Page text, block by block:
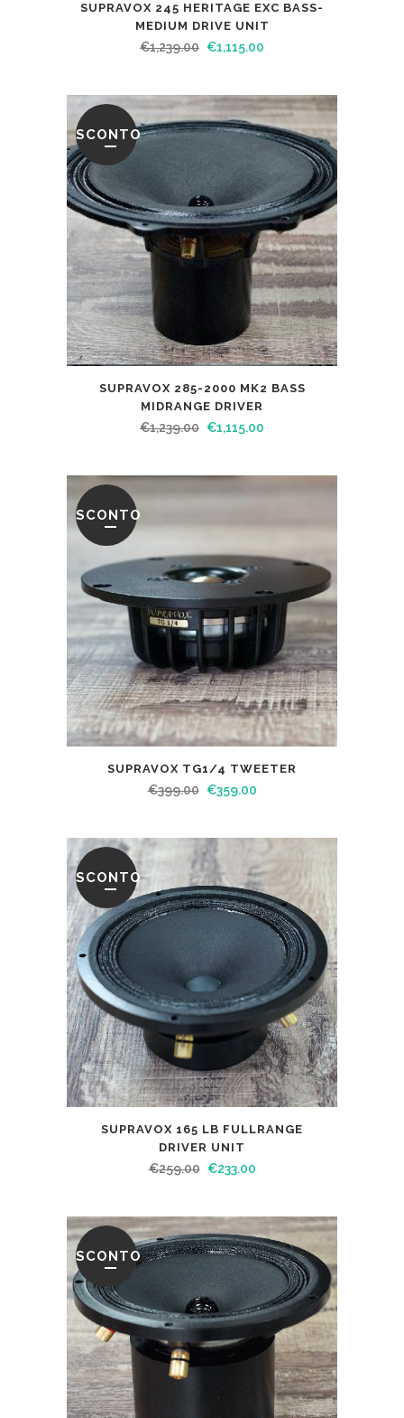
SUPRAVOX 245 HERITAGE EXC BASS-
MEDIUM DRIVE UNIT
€1,239.00 €1,115.00
SCONTO
SUPRAVOX 285-2000 MK2 BASS
MIDRANGE DRIVER
€1,239.00 €1,115.00
SCONTO
SUPRAVOX TG1/4 TWEETER
€399.00 €359.00
SCONTO
SUPRAVOX 165 LB FULLRANGE
DRIVER UNIT
€259.00 €233.00
SCONTO